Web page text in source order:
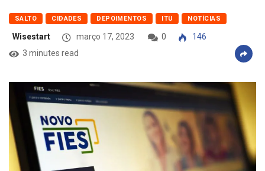
SALTO CIDADES DEPOIMENTOS ITU NOTÍCIAS
Wisestart março 17, 2023 0
146
3 minutes read